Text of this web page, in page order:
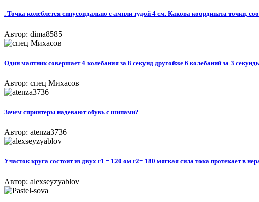
. Точка колеблется синусоидально с ампли тудой 4 см. Какова координата точки,
Автор: dima8585
Один маятник совершает 4 колебания за 8 секунд другойже 6 колебаний за 3
Автор: спец Михасов
Зачем спринтеры надевают обувь с шипами?
Автор: atenza3736
Участок круга состоит из двух r1 = 120 ом r2= 180 мягкая сила тока протекает в
Автор: alexseyzyablov